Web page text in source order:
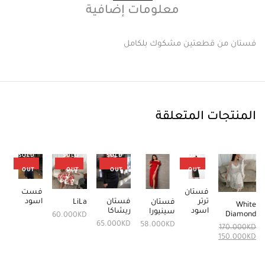
معلومات إضافية
فستان من قطعتين مشكوك بلكامل
المنتجات المتعلقة
12%
White
Diamond
170.000KD
150.000KD
SOLD
OUT
فستان
ترتر
اسود
فستان
سينيورا
58.000KD
SOLD
OUT
فستان
ريشاكا
65.000KD
SOLD
OUT
LiLa
60.000KD
SOLD
OUT
فست
اسود